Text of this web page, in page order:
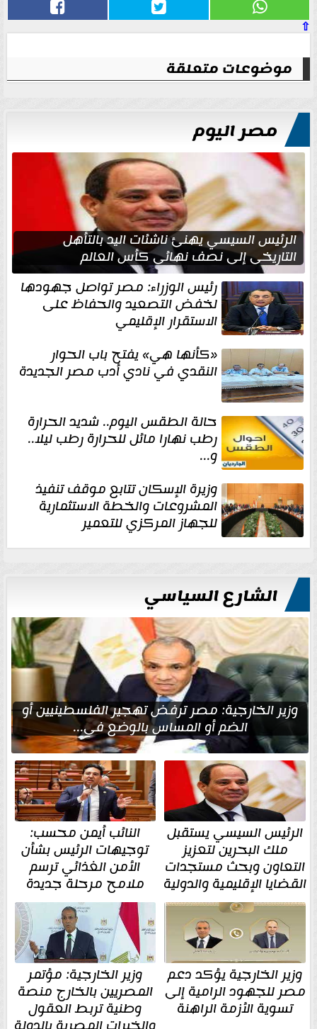
⇧
موضوعات متعلقة
مصر اليوم
الرئيس السيسي يهنئ ناشئات اليد بالتأهل
التاريخي إلى نصف نهائي كأس العالم
رئيس الوزراء: مصر تواصل جهودها
لخفض التصعيد والحفاظ على
الاستقرار الإقليمي
«كأنها هي» يفتح باب الحوار
النقدي في نادي أدب مصر الجديدة
حالة الطقس اليوم.. شديد الحرارة
رطب نهارا مائل للحرارة رطب ليلا..
و...
وزيرة الإسكان تتابع موقف تنفيذ
المشروعات والخطة الاستثمارية
للجهاز المركزي للتعمير
الشارع السياسي
وزير الخارجية: مصر ترفض تهجير الفلسطينيين أو
الضم أو المساس بالوضع في...
الرئيس السيسي يستقبل
ملك البحرين لتعزيز
التعاون وبحث مستجدات
القضايا الإقليمية والدولية
النائب أيمن محسب:
توجيهات الرئيس بشأن
الأمن الغذائي ترسم
ملامح مرحلة جديدة
وزير الخارجية يؤكد دعم
مصر للجهود الرامية إلى
تسوية الأزمة الراهنة
وزير الخارجية: مؤتمر
المصريين بالخارج منصة
وطنية تربط العقول